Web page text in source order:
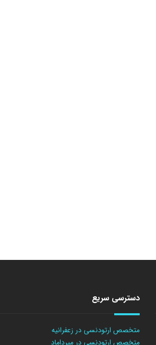
دسترسی سریع
متخصص ارتودنسی در زعفرانیه
متخصص ارتودنسی در میرداماد